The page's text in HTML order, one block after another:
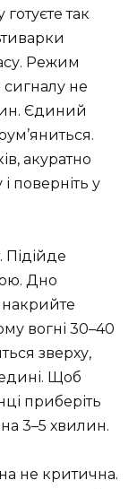
так
Режим
сигналу не
Єдиний
акуратно
поверніть у
Підійде
Дно
накрийте
вогні 30–40
зверху,
Щоб
приберіть
3–5 хвилин.
не критична.